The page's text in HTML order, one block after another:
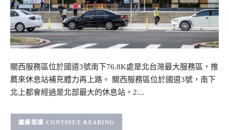
關西服務區位於國道3號南下76.8K處是北台灣最大服務區，推
薦來休息站補充體力再上路。 關西服務區位於國道3號，南下
北上都會經過是北部最大的休息站，2…
CONTINUE READING